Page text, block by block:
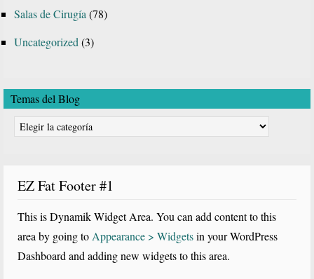
Salas de Cirugía (78)
Uncategorized (3)
Temas del Blog
Temas
del
EZ Fat Footer #1
This is Dynamik Widget Area. You can add content to this
area by going to Appearance > Widgetsin your WordPress
Dashboard and adding new widgets to this area.